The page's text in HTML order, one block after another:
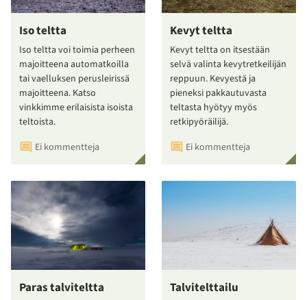
Iso teltta
Iso teltta voi toimia perheen
majoitteena automatkoilla
tai vaelluksen perusleirissä
majoitteena. Katso
vinkkimme erilaisista isoista
teltoista.
Ei kommentteja
Kevyt teltta
Kevyt teltta on itsestään
selvä valinta kevytretkeilijän
reppuun. Kevyestä ja
pieneksi pakkautuvasta
teltasta hyötyy myös
retkipyöräilijä.
Ei kommentteja
Paras talviteltta Talvitelttailu